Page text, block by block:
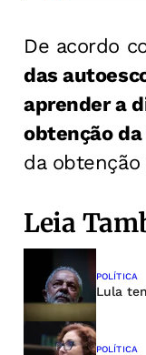
De acordo
das
aprender a
obtenção da
da
Leia
POLÍTICA
Lula
POLÍTICA